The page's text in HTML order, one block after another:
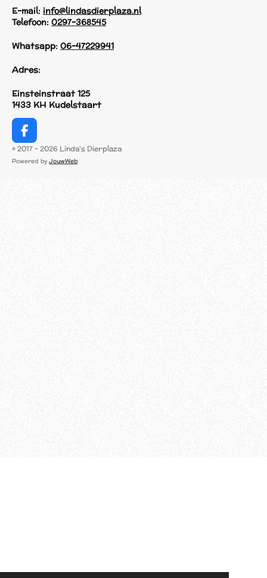
E-mail: info@lindasdierplaza.nl
Telefoon: 0297-368545
Whatsapp: 06-47229941
Adres:
Einsteinstraat 125
1433 KH Kudelstaart
F
a
c
© 2017 - 2026 Linda's Dierplaza
Powered by JouwWeb